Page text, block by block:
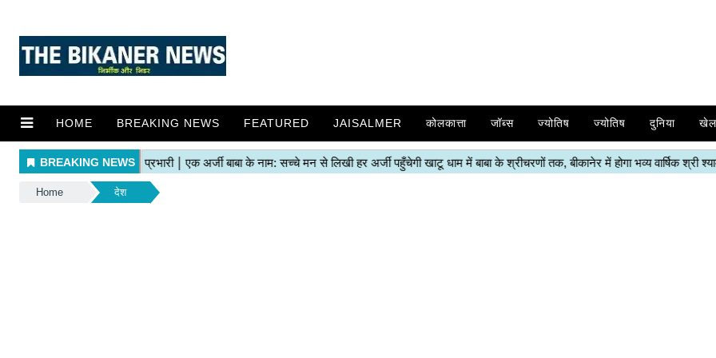
HOME BREAKING NEWS FEATURED JAISALMER कोलकात्ता जॉब्स ज्योतिष ज्योतिष दुनिया खेल
Home देश